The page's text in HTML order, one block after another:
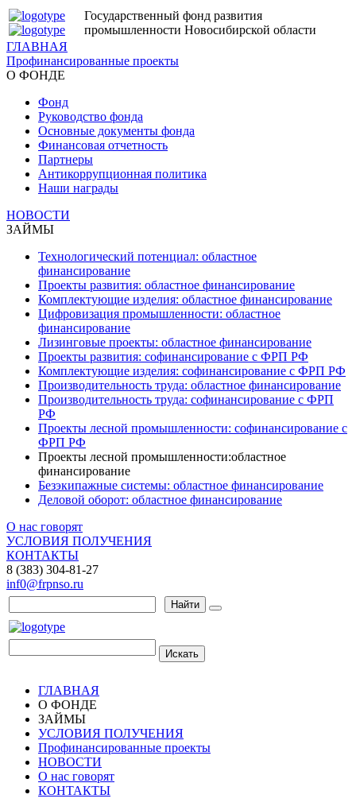
Государственный фонд развития
промышленности Новосибирской области
ГЛАВНАЯ
Профинансированные проекты
О ФОНДЕ
Фонд
Руководство фонда
Основные документы фонда
Финансовая отчетность
Партнеры
Антикоррупционная политика
Наши награды
НОВОСТИ
ЗАЙМЫ
Технологический потенциал: областное
финансирование
Проекты развития: областное финансирование
Комплектующие изделия: областное финансирование
Цифровизация промышленности: областное
финансирование
Лизинговые проекты: областное финансирование
Проекты развития: софинансирование с ФРП РФ
Комплектующие изделия: софинансирование с ФРП РФ
Производительность труда: областное финансирование
Производительность труда: софинансирование с ФРП
РФ
Проекты лесной промышленности: софинансирование с
ФРП РФ
Проекты лесной промышленности:областное
финансирование
Безэкипажные системы: областное финансирование
Деловой оборот: областное финансирование
О нас говорят
УСЛОВИЯ ПОЛУЧЕНИЯ
КОНТАКТЫ
8 (383) 304-81-27
inf0@frpnso.ru
Найти
Искать
ГЛАВНАЯ
О ФОНДЕ
ЗАЙМЫ
УСЛОВИЯ ПОЛУЧЕНИЯ
Профинансированные проекты
НОВОСТИ
О нас говорят
КОНТАКТЫ